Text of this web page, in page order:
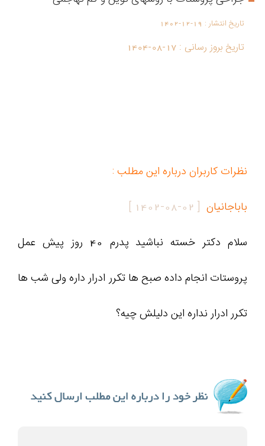
تاریخ انتشار : 1402-12-19
تاریخ بروز رسانی : 1404-08-17
نظرات کاربران درباره این مطلب :
باباجانیان [
1402-08-02
]
سلام دکتر خسته نباشید پدرم ۴۰ روز پیش عمل
پروستات انجام داده صبح ها تکرر ادرار داره ولی شب ها
تکرر ادرار نداره این دلیلش چیه؟